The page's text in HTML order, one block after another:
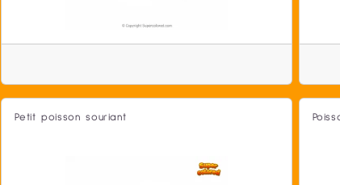
Petit poisson souriant